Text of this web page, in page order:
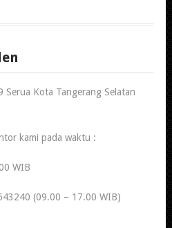
Serua Kota Tangerang Selatan
kami pada waktu :
WIB
(09.00 – 17.00 WIB)